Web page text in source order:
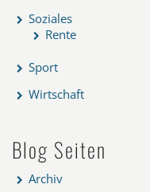
Soziales
Rente
Sport
Wirtschaft
Blog Seiten
Archiv